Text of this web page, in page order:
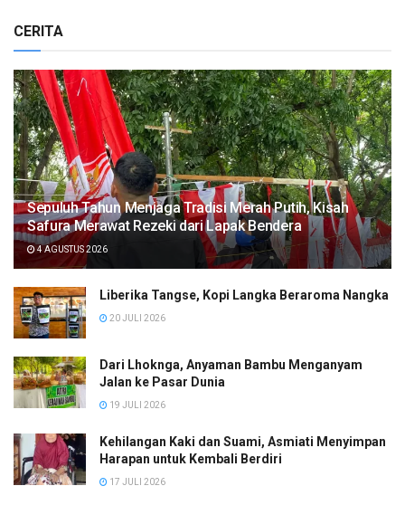
CERITA
Sepuluh Tahun Menjaga Tradisi Merah Putih, Kisah
Safura Merawat Rezeki dari Lapak Bendera
4 AGUSTUS 2026
Liberika Tangse, Kopi Langka Beraroma Nangka
20 JULI 2026
Dari Lhoknga, Anyaman Bambu Menganyam
Jalan ke Pasar Dunia
19 JULI 2026
Kehilangan Kaki dan Suami, Asmiati Menyimpan
Harapan untuk Kembali Berdiri
17 JULI 2026